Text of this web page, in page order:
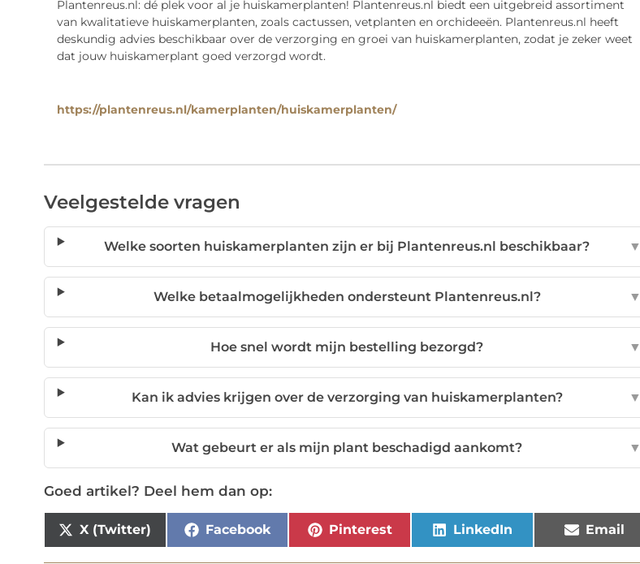
Plantenreus.nl: dé plek voor al je huiskamerplanten! Plantenreus.nl biedt een uitgebreid assortiment
van kwalitatieve huiskamerplanten, zoals cactussen, vetplanten en orchideeën. Plantenreus.nl heeft
deskundig advies beschikbaar over de verzorging en groei van huiskamerplanten, zodat je zeker weet
dat jouw huiskamerplant goed verzorgd wordt.
https://plantenreus.nl/kamerplanten/huiskamerplanten/
Veelgestelde vragen
Welke soorten huiskamerplanten zijn er bij Plantenreus.nl beschikbaar? ▼
Welke betaalmogelijkheden ondersteunt Plantenreus.nl? ▼
Hoe snel wordt mijn bestelling bezorgd? ▼
Kan ik advies krijgen over de verzorging van huiskamerplanten? ▼
Wat gebeurt er als mijn plant beschadigd aankomt? ▼
Goed artikel? Deel hem dan op:
X (Twitter) Facebook Pinterest LinkedIn Email